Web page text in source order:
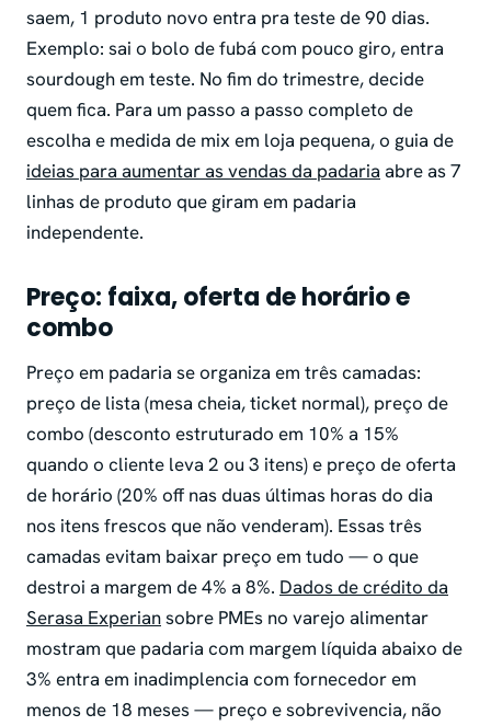
saem, 1 produto novo entra pra teste de 90 dias.
Exemplo: sai o bolo de fubá com pouco giro, entra
sourdough em teste. No fim do trimestre, decide
quem fica. Para um passo a passo completo de
escolha e medida de mix em loja pequena, o guia de
ideias para aumentar as vendas da padaria abre as 7
linhas de produto que giram em padaria
independente.
Preço: faixa, oferta de horário e
combo
Preço em padaria se organiza em três camadas:
preço de lista (mesa cheia, ticket normal), preço de
combo (desconto estruturado em 10% a 15%
quando o cliente leva 2 ou 3 itens) e preço de oferta
de horário (20% off nas duas últimas horas do dia
nos itens frescos que não venderam). Essas três
camadas evitam baixar preço em tudo — o que
destroi a margem de 4% a 8%. Dados de crédito da
Serasa Experiansobre PMEs no varejo alimentar
mostram que padaria com margem líquida abaixo de
3% entra em inadimplencia com fornecedor em
menos de 18 meses — preço e sobrevivencia, não